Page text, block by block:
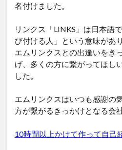
名付けました。
リンクス「LINKS」は日本語
び付ける人」という意味があ
エムリンクスとの出逢いをき
げ、多くの方に繋がってほし
した。
エムリンクスはいつも感謝の
方が繋がるきっかけとなる会
10時間以上かけて作って自己